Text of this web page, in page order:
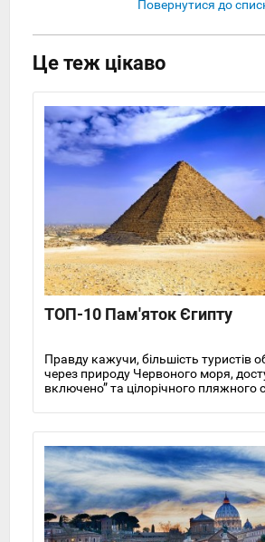
Повернутися до
Це теж цікаво
ТОП-10 Пам'яток Єгипту
Правду кажучи, більшість туристів
через природу Червоного моря,
включено” та цілорічного пляжного
максимум, рекомендуємо відразу
екскурсій, тому що в Єгипті дійсно є
подивитися.